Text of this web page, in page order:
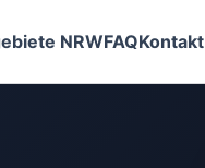
NRWFAQKontakt